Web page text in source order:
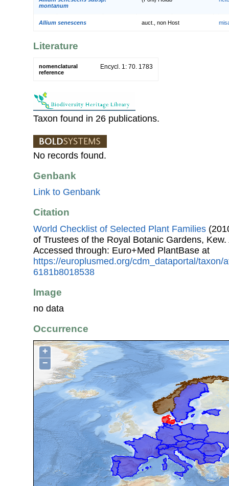
montanum
Allium senescens auct., non Host
Literature
nomenclatural
reference
Encycl. 1: 70. 1783
Taxon found in 26 publications.
No records found.
Genbank
Link to Genbank
Citation
World Checklist of Selected Plant Families
of Trustees of the Royal Botanic Gardens, Kew.
Accessed through: Euro+Med PlantBase at
https://europlusmed.org/cdm_dataportal/taxon/
6181b8018538
Image
no data
Occurrence
+
−